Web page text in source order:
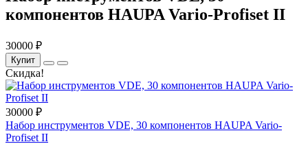
компонентов HAUPA Vario-Profiset II
30000 ₽
Купит
Скидка!
30000 ₽
Набор инструментов VDE, 30 компонентов HAUPA Vario-
Profiset II